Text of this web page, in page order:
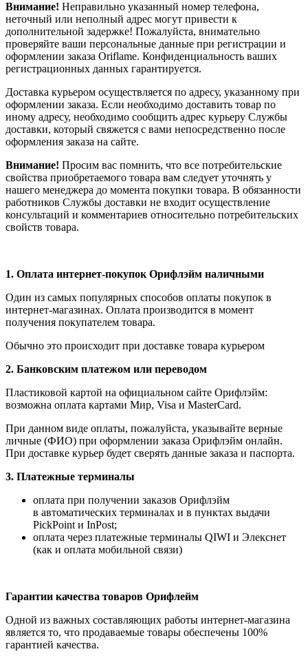
Внимание! Неправильно указанный номер телефона,
неточный или неполный адрес могут привести к
дополнительной задержке! Пожалуйста, внимательно
проверяйте ваши персональные данные при регистрации и
оформлении заказа Oriflame. Конфиденциальность ваших
регистрационных данных гарантируется.
Доставка курьером осуществляется по адресу, указанному при
оформлении заказа. Если необходимо доставить товар по
иному адресу, необходимо сообщить адрес курьеру Службы
доставки, который свяжется с вами непосредственно после
оформления заказа на сайте.
Внимание! Просим вас помнить, что все потребительские
свойства приобретаемого товара вам следует уточнять у
нашего менеджера до момента покупки товара. В обязанности
работников Службы доставки не входит осуществление
консультаций и комментариев относительно потребительских
свойств товара.
1. Оплата интернет-покупок Орифлэйм наличными
Один из самых популярных способов оплаты покупок в
интернет-магазинах. Оплата производится в момент
получения покупателем товара.
Обычно это происходит при доставке товара курьером
2. Банковским платежом или переводом
Пластиковой картой на официальном сайте Орифлэйм:
возможна оплата картами Мир, Visa и MasterCard.
При данном виде оплаты, пожалуйста, указывайте верные
личные (ФИО) при оформлении заказа Орифлэйм онлайн.
При доставке курьер будет сверять данные заказа и паспорта.
3. Платежные терминалы
оплата при получении заказов Орифлэйм
в автоматических терминалах и в пунктах выдачи
PickPoint и InPost;
оплата через платежные терминалы QIWI и Элекснет
(как и оплата мобильной связи)
Гарантии качества товаров Орифлейм
Одной из важных составляющих работы интернет-магазина
является то, что продаваемые товары обеспечены 100%
гарантией качества.